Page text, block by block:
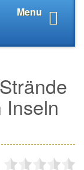
Menu
Inseln